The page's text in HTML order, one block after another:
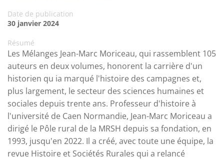
Date de publication
30 janvier 2024
Résumé
Les Mélanges Jean-Marc Moriceau, qui rassemblent 105
auteurs en deux volumes, honorent la carrière d'un
historien qu ia marqué l'histoire des campagnes et,
plus largement, le secteur des sciences humaines et
sociales depuis trente ans. Professeur d'histoire à
l'université de Caen Normandie, Jean-Marc Moriceau a
dirigé le Pôle rural de la MRSH depuis sa fondation, en
1993, jusqu'en 2022. Il a créé, avec toute une équipe, la
revue Histoire et Sociétés Rurales qui a relancé